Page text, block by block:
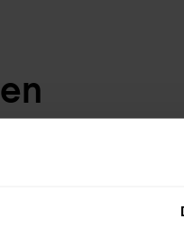
voor